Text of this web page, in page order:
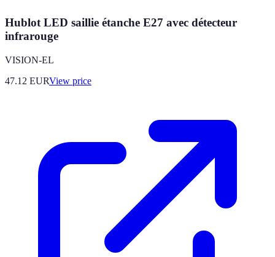
Hublot LED saillie étanche E27 avec détecteur
infrarouge
VISION-EL
47.12 EURView price